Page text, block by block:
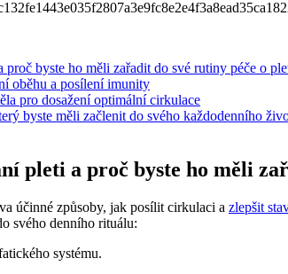
proč byste ho měli zařadit do své rutiny péče o
oběhu a posílení imunity
pro dosažení optimální cirkulace
byste měli začlenit do svého každodenního
pleti a proč byste ho měli
účinné způsoby, jak posílit cirkulaci a zlepšit
svého denního rituálu:
systému.